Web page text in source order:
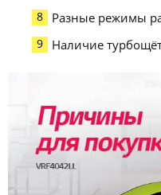
Разные режимы
Наличие